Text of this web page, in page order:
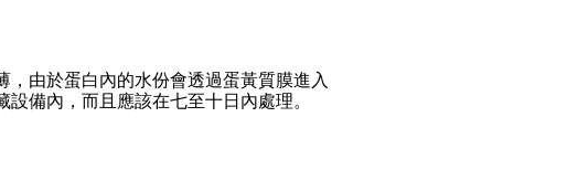
由於蛋白內的水份會透過蛋黃質膜進入
備內，而且應該在七至十日內處理。